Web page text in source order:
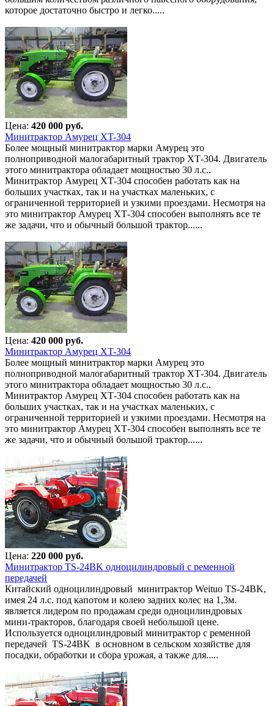
которое достаточно быстро и легко.....
Цена: 420 000 руб.
Минитрактор Амурец XT-304
Более мощный минитрактор марки Амурец это
полноприводной малогабаритный трактор ХТ-304. Двигатель
этого минитрактора обладает мощностью 30 л.с..
Минитрактор Амурец ХТ-304 способен работать как на
больших участках, так и на участках маленьких, с
ограниченной территорией и узкими проездами. Несмотря на
это минитрактор Амурец ХТ-304 способен выполнять все те
же задачи, что и обычный большой трактор......
Цена: 420 000 руб.
Минитрактор Амурец XT-304
Более мощный минитрактор марки Амурец это
полноприводной малогабаритный трактор ХТ-304. Двигатель
этого минитрактора обладает мощностью 30 л.с..
Минитрактор Амурец ХТ-304 способен работать как на
больших участках, так и на участках маленьких, с
ограниченной территорией и узкими проездами. Несмотря на
это минитрактор Амурец ХТ-304 способен выполнять все те
же задачи, что и обычный большой трактор......
Цена: 220 000 руб.
Минитрактор TS-24BK одноцилиндровый с ременной
передачей
Китайский одноцилиндровый минитрактор Weituo TS-24BK,
имея 24 л.с. под капотом и колею задних колес на 1,3м.
является лидером по продажам среди одноцилиндровых
мини-тракторов, благодаря своей небольшой цене.
Используется одноцилиндровый минитрактор с ременной
передачей TS-24BK в основном в сельском хозяйстве для
посадки, обработки и сбора урожая, а также для.....